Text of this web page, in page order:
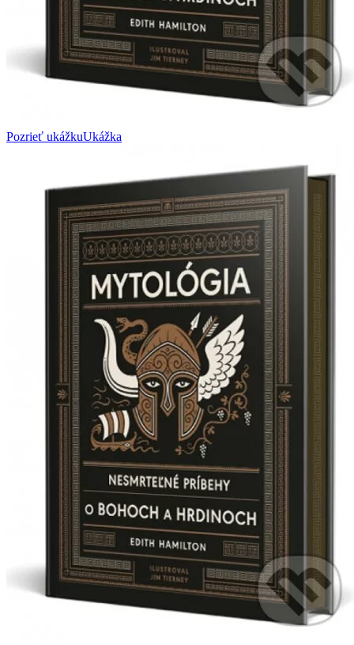
Pozrieť ukážkuUkážka